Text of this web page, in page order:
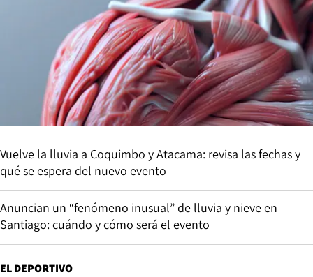
Vuelve la lluvia a Coquimbo y Atacama: revisa las fechas y
qué se espera del nuevo evento
Anuncian un “fenómeno inusual” de lluvia y nieve en
Santiago: cuándo y cómo será el evento
EL DEPORTIVO